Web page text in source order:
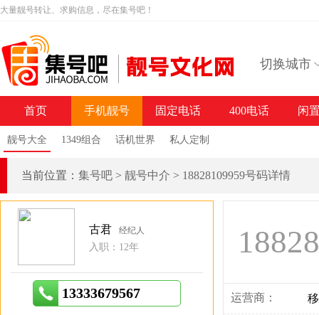
大量靓号转让、求购信息，尽在集号吧！
切换城市
首页 手机靓号
靓号大全 1349组合 话机世界 私人定制
固定电话 400电话 闲
当前位置： 集号吧 > 靓号中介 > 18828109959号码详情
运营商：
古君 经纪人
入职：12年
13333679567